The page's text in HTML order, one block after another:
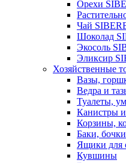
Орехи
Чай
Шоколад
Экосоль
Эликсир
Хозяйственные
Вазы,
Ведра и
Туалеты,
Канистры
Корзины,
Баки, бочки
Ящики для
Кувшины